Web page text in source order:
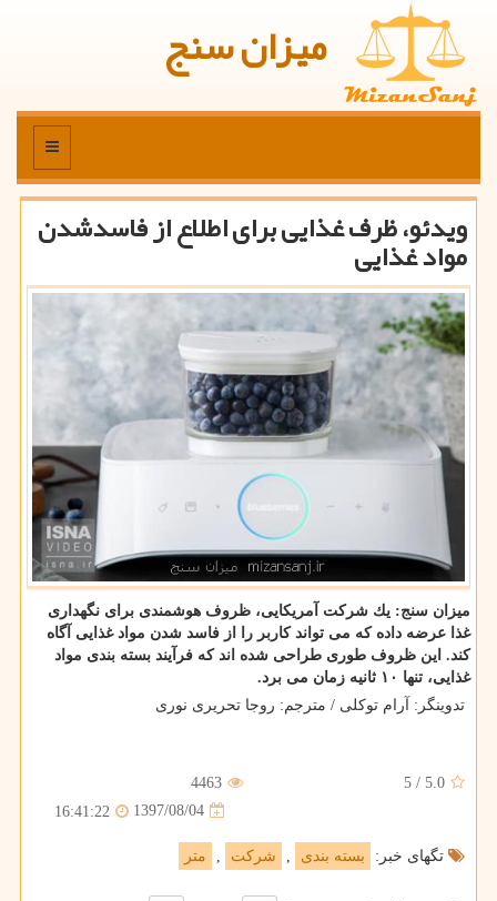
میزان سنج
منو
ویدئو، ظرف غذایی برای اطلاع از فاسدشدن
مواد غذایی
میزان سنج: یك شركت آمریكایی، ظروف هوشمندی برای نگهداری
غذا عرضه داده كه می تواند كاربر را از فاسد شدن مواد غذایی آگاه
كند. این ظروف طوری طراحی شده اند كه فرآیند بسته بندی مواد
غذایی، تنها ۱۰ ثانیه زمان می برد.
تدوینگر: آرام توكلی / مترجم: روجا تحریری نوری
5.0
/
5
4463
1397/08/04
16:41:22
تگهای خبر: بسته بندی شركت متر